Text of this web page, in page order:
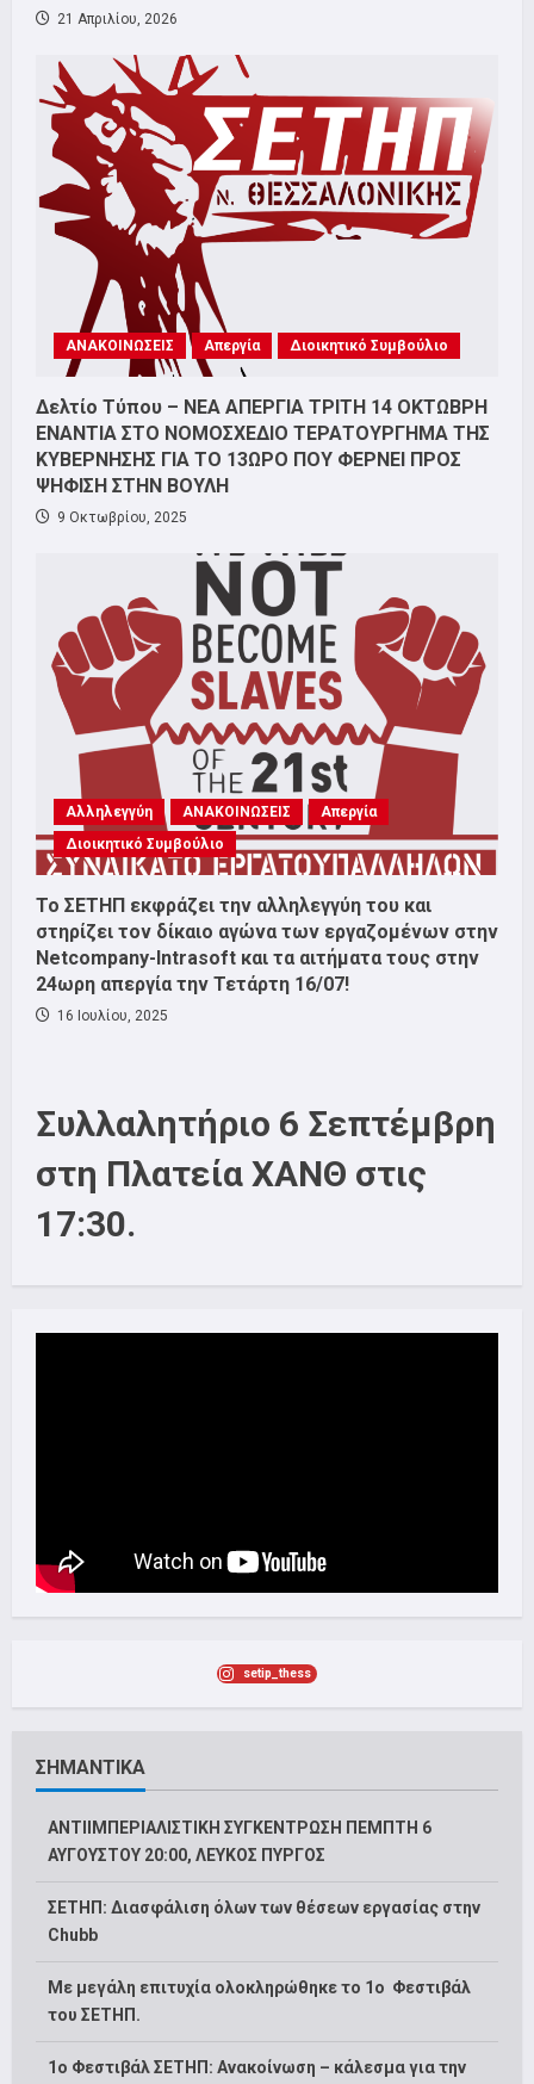
21 Απριλίου, 2026
ΑΝΑΚΟΙΝΩΣΕΙΣ Απεργία Διοικητικό Συμβούλιο
Δελτίο Τύπου – ΝΕΑ ΑΠΕΡΓΙΑ ΤΡΙΤΗ 14 ΟΚΤΩΒΡΗ
ΕΝΑΝΤΙΑ ΣΤΟ ΝΟΜΟΣΧΕΔΙΟ ΤΕΡΑΤΟΥΡΓΗΜΑ ΤΗΣ
ΚΥΒΕΡΝΗΣΗΣ ΓΙΑ ΤΟ 13ΩΡΟ ΠΟΥ ΦΕΡΝΕΙ ΠΡΟΣ
ΨΗΦΙΣΗ ΣΤΗΝ ΒΟΥΛΗ
9 Οκτωβρίου, 2025
Αλληλεγγύη ΑΝΑΚΟΙΝΩΣΕΙΣ
Απεργία
Διοικητικό Συμβούλιο
Το ΣΕΤΗΠ εκφράζει την αλληλεγγύη του και
στηρίζει τον δίκαιο αγώνα των εργαζομένων στην
Netcompany-Intrasoft και τα αιτήματα τους στην
24ωρη απεργία την Τετάρτη 16/07!
16 Ιουλίου, 2025
Συλλαλητήριο 6 Σεπτέμβρη
στη Πλατεία ΧΑΝΘ στις
17:30.
setip_thess
ΣΗΜΑΝΤΙΚΑ
ΑΝΤΙΙΜΠΕΡΙΑΛΙΣΤΙΚΗ ΣΥΓΚΕΝΤΡΩΣΗ ΠΕΜΠΤΗ 6
ΑΥΓΟΥΣΤΟΥ 20:00, ΛΕΥΚΟΣ ΠΥΡΓΟΣ
ΣΕΤΗΠ: Διασφάλιση όλων των θέσεων εργασίας στην
Chubb
Με μεγάλη επιτυχία ολοκληρώθηκε το 1ο Φεστιβάλ
του ΣΕΤΗΠ.
1o Φεστιβάλ ΣΕΤΗΠ: Ανακοίνωση – κάλεσμα για την